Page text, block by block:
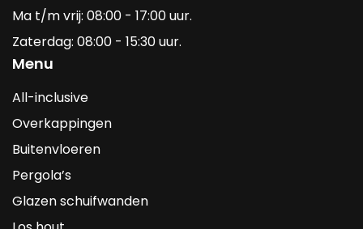
Ma t/m vrij: 08:00 - 17:00 uur.
Zaterdag: 08:00 - 15:30 uur.
Menu
All-inclusive
Overkappingen
Buitenvloeren
Pergola’s
Glazen schuifwanden